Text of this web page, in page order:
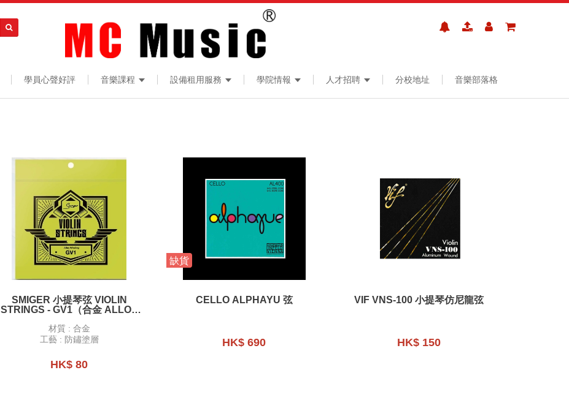
學員心聲好評 音樂課程 設備租用服務 學院情報 人才招聘 分校地址 音樂部落格
SMIGER 小提琴弦 VIOLIN
STRINGS - GV1（合金 ALLOY
材質 : 合金
工藝 : 防鏽塗層
HK$ 80
缺貨
CELLO ALPHAYU 弦
HK$ 690
VIF VNS-100 小提琴仿尼龍弦
HK$ 150